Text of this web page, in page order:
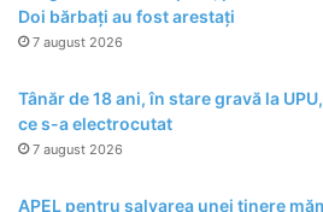
Doi bărbați au fost arestați
7 august 2026
Tânăr de 18 ani, în stare gravă la
ce s-a electrocutat
7 august 2026
APEL pentru salvarea unei tinere